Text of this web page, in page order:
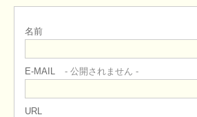
名前
E-MAIL - 公開されません -
URL